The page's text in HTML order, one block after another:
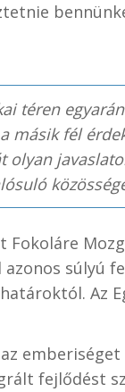
téren
másik fél
olyan
Fokoláre
súlyú
Az
fejlődést